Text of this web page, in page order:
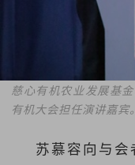
慈心有机农业发展基
有机大会担任演讲嘉宾
苏慕容向与